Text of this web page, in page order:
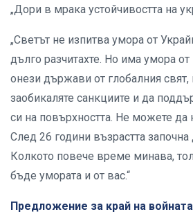
„Дори в мрака устойчивостта на
„Светът не изпитва умора от
дълго разчитахте. Но има умора
онези държави от глобалния свят,
заобикаляте санкциите и да
си на повърхността. Не можете да
След 26 години възрастта започна
Колкото повече време минава,
бъде умората и от вас.“
Предложение за край на войната